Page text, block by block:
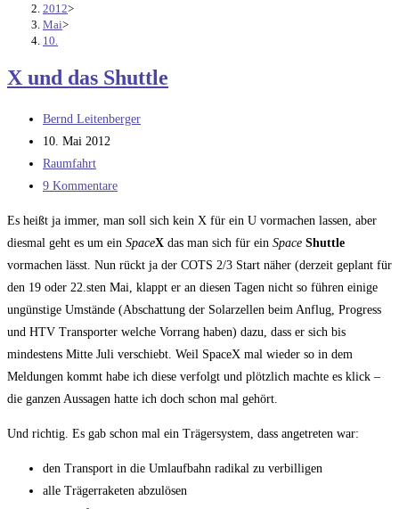
2012>
Mai>
10.
X und das Shuttle
Beitrags-
Autor:
Bernd Leitenberger
Beitrag
veröffentlicht:
10. Mai 2012
Beitrags-
Kategorie:
Raumfahrt
Beitrags-
9 Kommentare
Es heißt ja immer, man soll sich kein X für ein U vormachen lassen, aber
diesmal geht es um ein SpaceX das man sich für ein Space Shuttle
vormachen lässt. Nun rückt ja der COTS 2/3 Start näher (derzeit geplant für
den 19 oder 22.sten Mai, klappt er an diesen Tagen nicht so führen einige
ungünstige Umstände (Abschattung der Solarzellen beim Anflug, Progress
und HTV Transporter welche Vorrang haben) dazu, dass er sich bis
mindestens Mitte Juli verschiebt. Weil SpaceX mal wieder so in dem
Meldungen kommt habe ich diese verfolgt und plötzlich machte es klick –
die ganzen Aussagen hatte ich doch schon mal gehört.
Und richtig. Es gab schon mal ein Trägersystem, dass angetreten war:
den Transport in die Umlaufbahn radikal zu verbilligen
alle Trägerraketen abzulösen